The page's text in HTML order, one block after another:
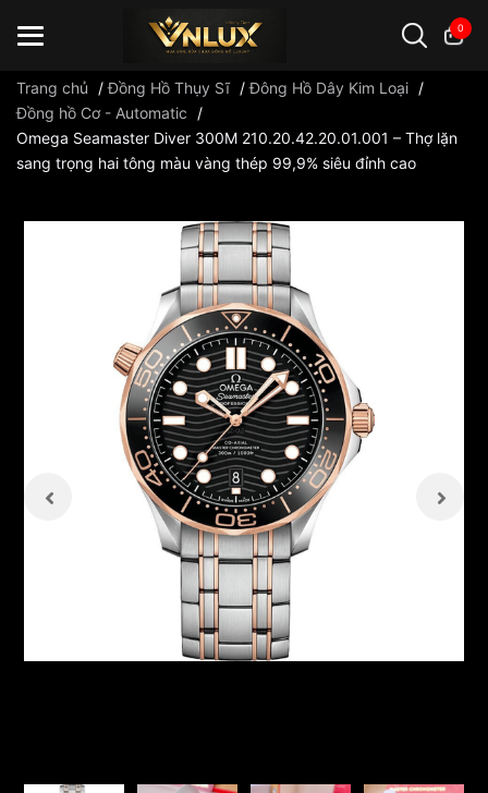
0
Đồng hồ casio đồng hồ G-Shock đồng hồ Orient ...
Trang chủ /Đồng Hồ Thụy Sĩ /Đông Hồ Dây Kim Loại /
Đồng hồ Cơ - Automatic
/
Omega Seamaster Diver 300M 210.20.42.20.01.001 – Thợ lặn
sang trọng hai tông màu vàng thép 99,9% siêu đỉnh cao